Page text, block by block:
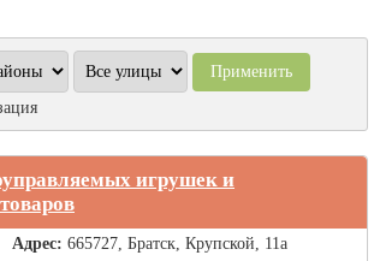
игрушек и
Адрес: 665727, Братск, Крупской, 11а